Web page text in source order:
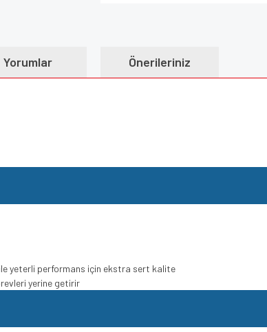
Yorumlar Önerileriniz
yeterli performans için ekstra sert kalite
yerine getirir